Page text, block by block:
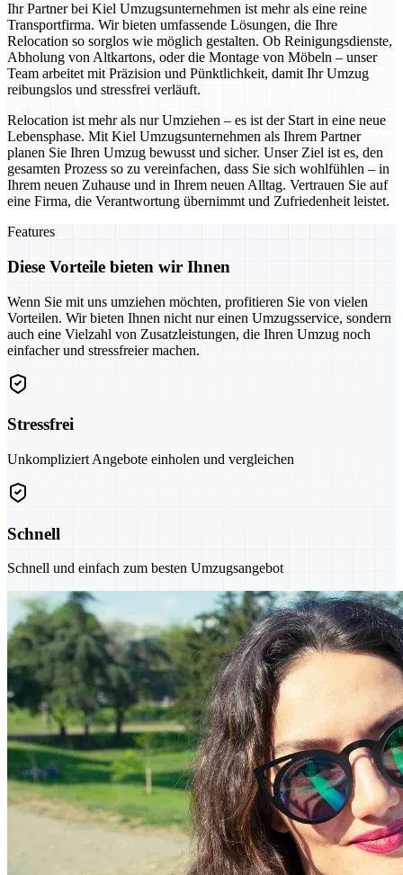
Ihr Partner bei Kiel Umzugsunternehmen ist mehr als eine reine
Transportfirma. Wir bieten umfassende Lösungen, die Ihre
Relocation so sorglos wie möglich gestalten. Ob Reinigungsdienste,
Abholung von Altkartons, oder die Montage von Möbeln – unser
Team arbeitet mit Präzision und Pünktlichkeit, damit Ihr Umzug
reibungslos und stressfrei verläuft.
Relocation ist mehr als nur Umziehen – es ist der Start in eine neue
Lebensphase. Mit Kiel Umzugsunternehmen als Ihrem Partner
planen Sie Ihren Umzug bewusst und sicher. Unser Ziel ist es, den
gesamten Prozess so zu vereinfachen, dass Sie sich wohlfühlen – in
Ihrem neuen Zuhause und in Ihrem neuen Alltag. Vertrauen Sie auf
eine Firma, die Verantwortung übernimmt und Zufriedenheit leistet.
Features
Diese Vorteile bieten wir Ihnen
Wenn Sie mit uns umziehen möchten, profitieren Sie von vielen
Vorteilen. Wir bieten Ihnen nicht nur einen Umzugsservice, sondern
auch eine Vielzahl von Zusatzleistungen, die Ihren Umzug noch
einfacher und stressfreier machen.
Stressfrei
Unkompliziert Angebote einholen und vergleichen
Schnell
Schnell und einfach zum besten Umzugsangebot